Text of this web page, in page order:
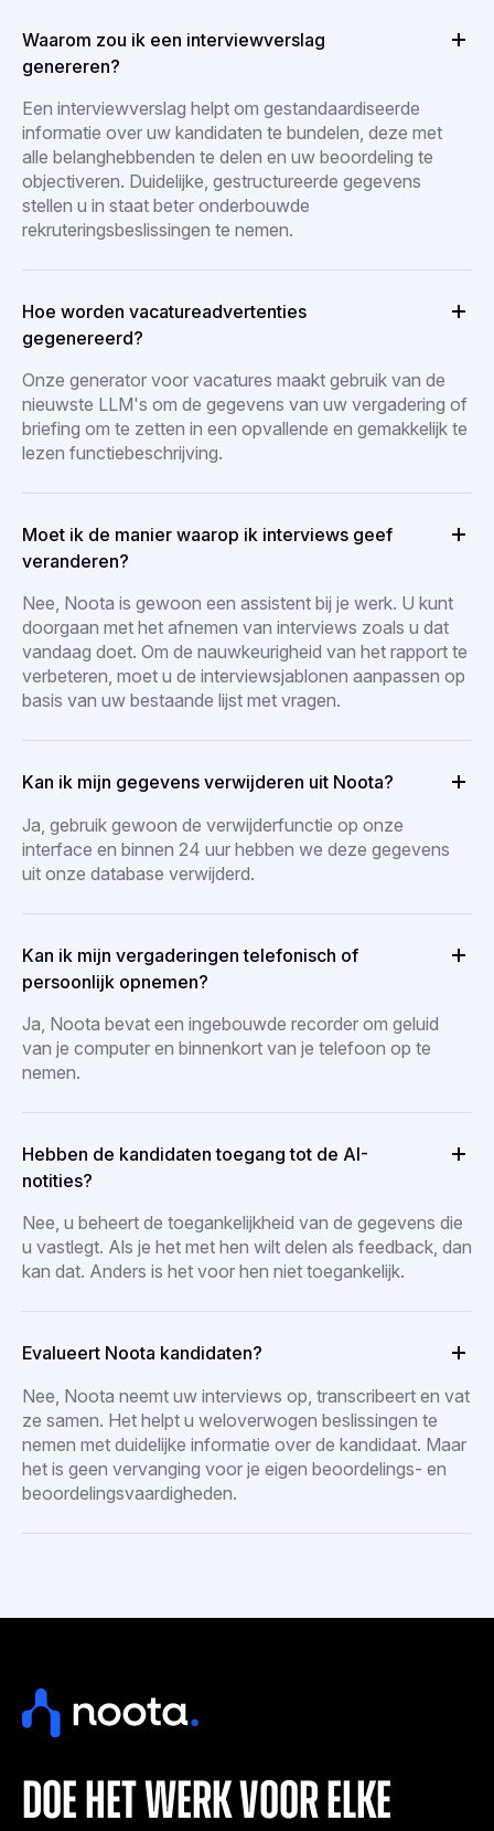
Waarom zou ik een interviewverslag
genereren?
Een interviewverslag helpt om gestandaardiseerde
informatie over uw kandidaten te bundelen, deze met
alle belanghebbenden te delen en uw beoordeling te
objectiveren. Duidelijke, gestructureerde gegevens
stellen u in staat beter onderbouwde
rekruteringsbeslissingen te nemen.
Hoe worden vacatureadvertenties
gegenereerd?
Onze generator voor vacatures maakt gebruik van de
nieuwste LLM's om de gegevens van uw vergadering of
briefing om te zetten in een opvallende en gemakkelijk te
lezen functiebeschrijving.
Moet ik de manier waarop ik interviews geef
veranderen?
Nee, Noota is gewoon een assistent bij je werk. U kunt
doorgaan met het afnemen van interviews zoals u dat
vandaag doet. Om de nauwkeurigheid van het rapport te
verbeteren, moet u de interviewsjablonen aanpassen op
basis van uw bestaande lijst met vragen.
Kan ik mijn gegevens verwijderen uit Noota?
Ja, gebruik gewoon de verwijderfunctie op onze
interface en binnen 24 uur hebben we deze gegevens
uit onze database verwijderd.
Kan ik mijn vergaderingen telefonisch of
persoonlijk opnemen?
Ja, Noota bevat een ingebouwde recorder om geluid
van je computer en binnenkort van je telefoon op te
nemen.
Hebben de kandidaten toegang tot de AI-
notities?
Nee, u beheert de toegankelijkheid van de gegevens die
u vastlegt. Als je het met hen wilt delen als feedback, dan
kan dat. Anders is het voor hen niet toegankelijk.
Evalueert Noota kandidaten?
Nee, Noota neemt uw interviews op, transcribeert en vat
ze samen. Het helpt u weloverwogen beslissingen te
nemen met duidelijke informatie over de kandidaat. Maar
het is geen vervanging voor je eigen beoordelings- en
beoordelingsvaardigheden.
doe het werk voor elke